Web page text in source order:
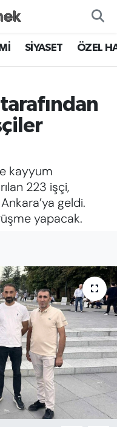
SİYASET ÖZEL
kayyum
223 işçi,
geldi.
yapacak.
Fikstür